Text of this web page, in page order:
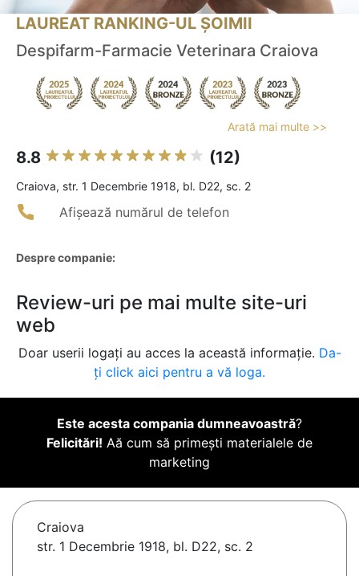
LAUREAT RANKING-UL ȘOIMII
Despifarm-Farmacie Veterinara Craiova
Arată mai multe >>
8.8 (12)
Craiova, str. 1 Decembrie 1918, bl. D22, sc. 2
Afișează numărul de telefon
Despre companie:
Review-uri pe mai multe site-uri
web
Doar userii logați au acces la această informație. Da-
ți click aici pentru a vă loga.
Este acesta compania dumneavoastră?
Felicitări! Aă cum să primești materialele de
marketing
Craiova
str. 1 Decembrie 1918, bl. D22, sc. 2